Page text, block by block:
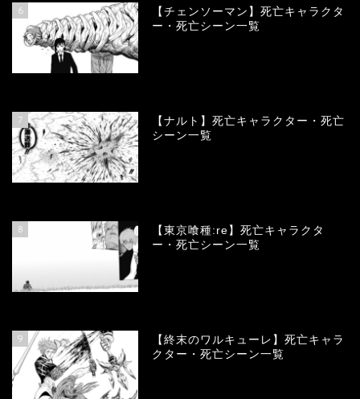
6
【チェンソーマン】死亡キャラクタ
ー・死亡シーン一覧
7
【ナルト】死亡キャラクター・死亡
シーン一覧
8
【東京喰種:re】死亡キャラクタ
ー・死亡シーン一覧
9
【終末のワルキューレ】死亡キャラ
クター・死亡シーン一覧